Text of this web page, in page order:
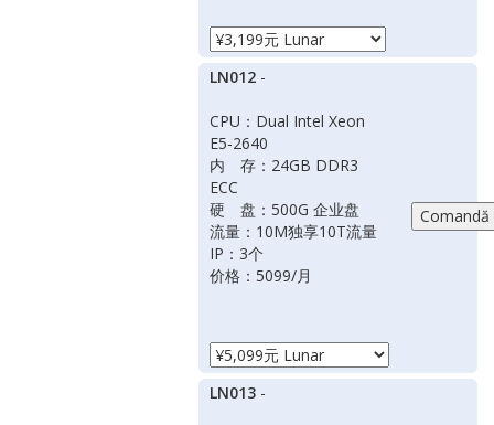
LN012 -
CPU：Dual Intel Xeon
E5-2640
内 存：24GB DDR3
ECC
硬 盘：500G 企业盘
流量：10M独享10T流量
IP：3个
价格：5099/月
LN013 -